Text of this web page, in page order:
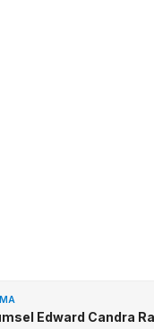
Edward Candra